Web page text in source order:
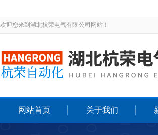
欢迎您来到湖北杭荣电气有限公司网站！
网站首页 关于我们